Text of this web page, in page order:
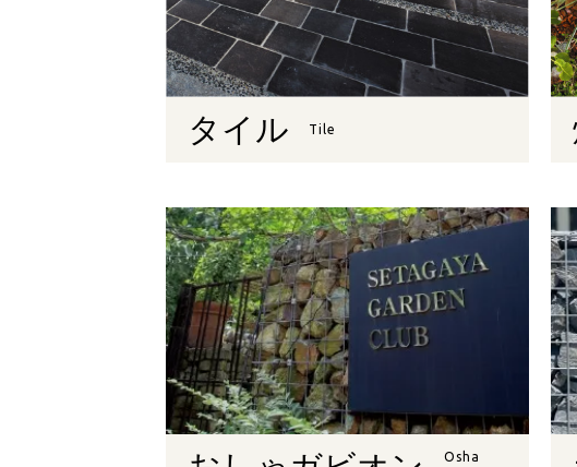
タイル Tile
Osha